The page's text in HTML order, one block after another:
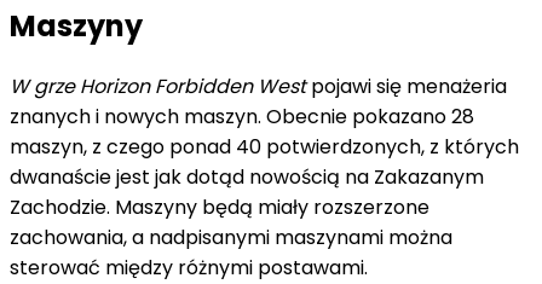
Maszyny
W grze Horizon Forbidden Westpojawi się menażeria
znanych i nowych maszyn. Obecnie pokazano 28
maszyn, z czego ponad 40 potwierdzonych, z których
dwanaście jest jak dotąd nowością na Zakazanym
Zachodzie. Maszyny będą miały rozszerzone
zachowania, a nadpisanymi maszynami można
sterować między różnymi postawami.